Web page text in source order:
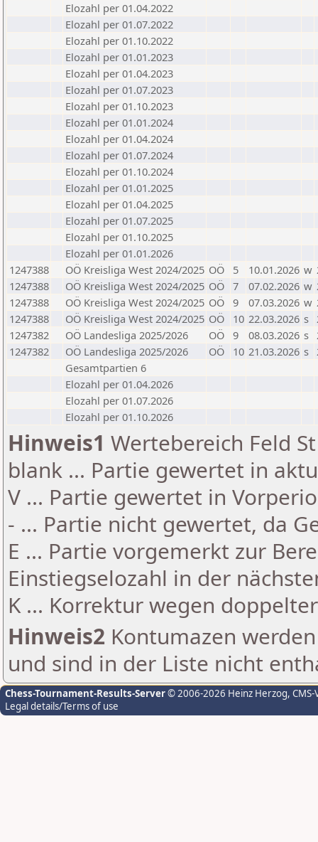
Elozahl per 01.04.2022
Elozahl per 01.07.2022
Elozahl per 01.10.2022
Elozahl per 01.01.2023
Elozahl per 01.04.2023
Elozahl per 01.07.2023
Elozahl per 01.10.2023
Elozahl per 01.01.2024
Elozahl per 01.04.2024
Elozahl per 01.07.2024
Elozahl per 01.10.2024
Elozahl per 01.01.2025
Elozahl per 01.04.2025
Elozahl per 01.07.2025
Elozahl per 01.10.2025
Elozahl per 01.01.2026
1247388
OÖ Kreisliga West 2024/2025 OÖ 5 10.01.2026 w
1247388
OÖ Kreisliga West 2024/2025 OÖ 7 07.02.2026 w
1247388
OÖ Kreisliga West 2024/2025 OÖ 9 07.03.2026 w
1247388
OÖ Kreisliga West 2024/2025 OÖ 10 22.03.2026 s
1247382
OÖ Landesliga 2025/2026 OÖ 9 08.03.2026 s
1247382
OÖ Landesliga 2025/2026 OÖ 10 21.03.2026 s
Gesamtpartien 6
Elozahl per 01.04.2026
Elozahl per 01.07.2026
Elozahl per 01.10.2026
Hinweis1 Wertebereich Feld
blank ... Partie gewertet in
V ... Partie gewertet in
- ... Partie nicht gewertet, da
E ... Partie vorgemerkt zur
Einstiegselozahl in der
K ... Korrektur wegen
Hinweis2 Kontumazen
und sind in der Liste nicht
Chess-Tournament-Results-Server© 2006-2026 Heinz Herzog,
Legal details/Terms of use